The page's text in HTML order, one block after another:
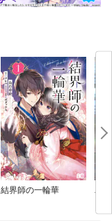
結界師の一輪華
バ
今